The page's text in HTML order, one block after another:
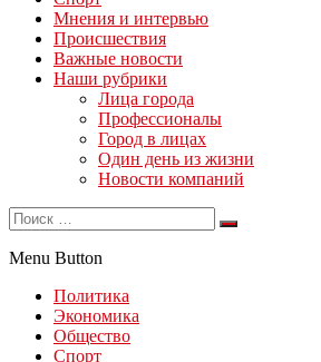
Мнения и интервью
Происшествия
Важные новости
Наши рубрики
Лица города
Профессионалы
Город в лицах
Один день из жизни
Новости компаний
Menu Button
Политика
Экономика
Общество
Спорт